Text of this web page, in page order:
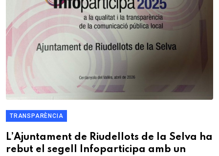
TRANSPARÈNCIA
L’Ajuntament de Riudellots de la Selva ha
rebut el segell Infoparticipa amb un